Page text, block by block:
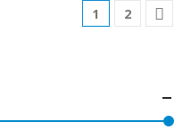
1 2